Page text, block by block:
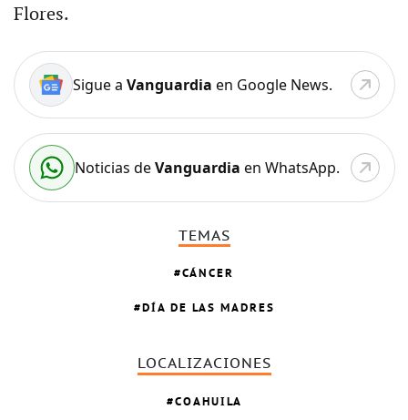
Flores.
Sigue a Vanguardia en Google News.
Noticias deVanguardia en WhatsApp.
TEMAS
CÁNCER
DÍA DE LAS MADRES
LOCALIZACIONES
COAHUILA